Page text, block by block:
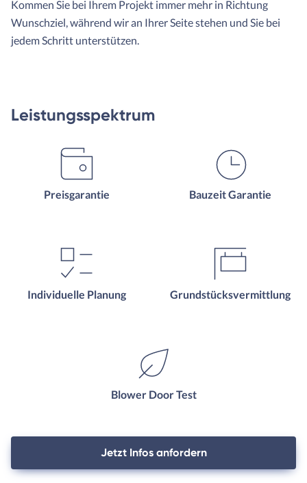
Kommen Sie bei Ihrem Projekt immer mehr in Richtung
Wunschziel, während wir an Ihrer Seite stehen und Sie bei
jedem Schritt unterstützen.
Leistungsspektrum
Preisgarantie Bauzeit Garantie
Individuelle Planung Grundstücksvermittlung
Blower Door Test
Jetzt Infos anfordern